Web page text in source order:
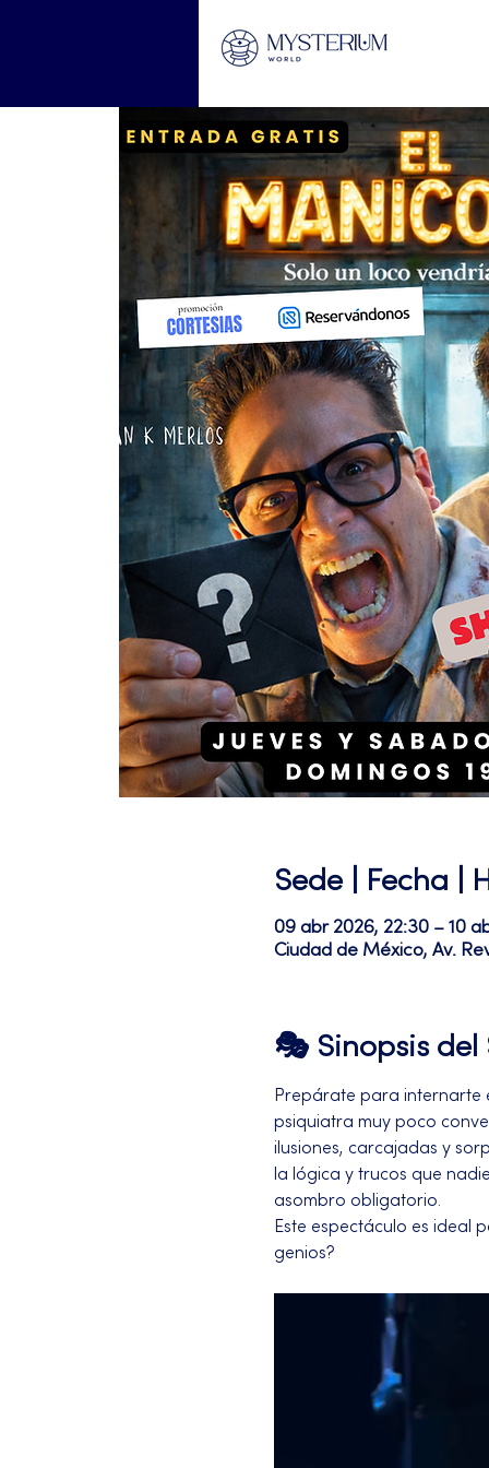
Sede | Fecha |
09 abr 2026, 22:30 – 10
Ciudad de México, Av.
🎭 Sinopsis del
Prepárate para internarte
psiquiatra muy poco
ilusiones, carcajadas y
la lógica y trucos que
asombro obligatorio.
Este espectáculo es ideal
genios?